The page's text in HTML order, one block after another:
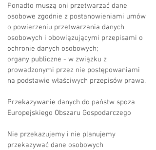
Ponadto muszą oni przetwarzać dane
osobowe zgodnie z postanowieniami umów
o powierzeniu przetwarzania danych
osobowych i obowiązującymi przepisami o
ochronie danych osobowych;
organy publiczne - w związku z
prowadzonymi przez nie postępowaniami
na podstawie właściwych przepisów prawa.
Przekazywanie danych do państw spoza
Europejskiego Obszaru Gospodarczego
Nie przekazujemy i nie planujemy
przekazywać dane osobowych